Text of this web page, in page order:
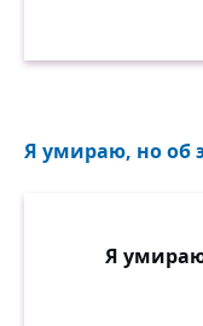
Я умираю, но об
Я